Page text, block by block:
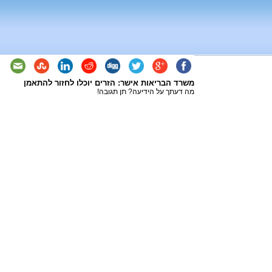
משרד הבריאות אישר: הזרים יוכלו לחזור להתאמן
מה דעתך על הידיעה? תן תגובה!